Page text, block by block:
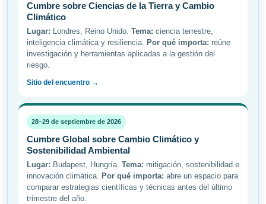
Cumbre sobre Ciencias de la Tierra y Cambio
Climático
Lugar: Londres, Reino Unido. Tema: ciencia terrestre,
inteligencia climática y resiliencia. Por qué importa: reúne
investigación y herramientas aplicadas a la gestión del
riesgo.
Sitio del encuentro →
28–29 de septiembre de 2026
Cumbre Global sobre Cambio Climático y
Sostenibilidad Ambiental
Lugar: Budapest, Hungría. Tema: mitigación, sostenibilidad e
innovación climática. Por qué importa: abre un espacio para
comparar estrategias científicas y técnicas antes del último
trimestre del año.